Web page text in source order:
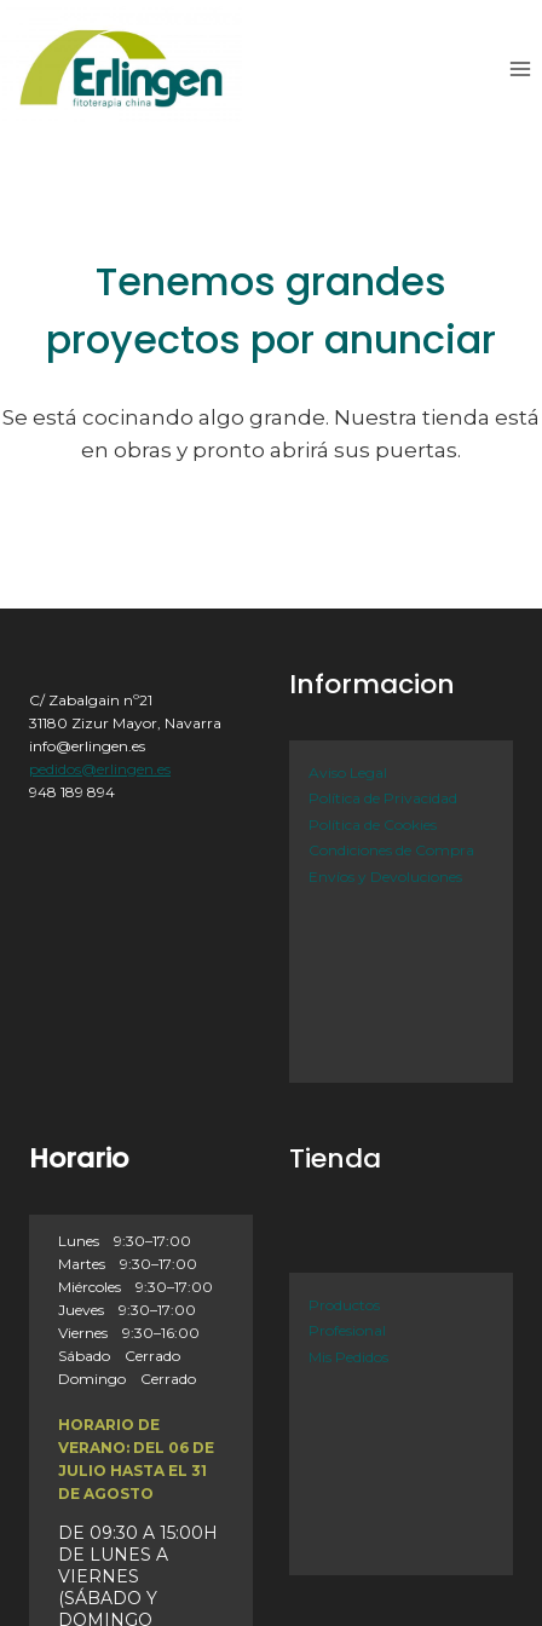
contenido
contenido
Tenemos grandes
proyectos por anunciar
Se está cocinando algo grande. Nuestra tienda está
en obras y pronto abrirá sus puertas.
C/ Zabalgain nº21
31180 Zizur Mayor, Navarra
info@erlingen.es
pedidos@erlingen.es
948 189 894
Informacion
Aviso Legal
Política de Privacidad
Política de Cookies
Condiciones de Compra
Envíos y Devoluciones
Horario
Lunes 9:30–17:00
Martes 9:30–17:00
Miércoles 9:30–17:00
Jueves 9:30–17:00
Viernes 9:30–16:00
Sábado Cerrado
Domingo Cerrado
HORARIO DE
VERANO: DEL 06 DE
JULIO HASTA EL 31
DE AGOSTO
DE 09:30 A 15:00H
DE LUNES A
VIERNES
(SÁBADO Y
DOMINGO
Tienda
Productos
Profesional
Mis Pedidos